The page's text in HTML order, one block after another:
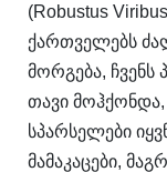
(Robustus
ქართველებს
მორგება,
თავი
სპარსელები
მამაკაცები,